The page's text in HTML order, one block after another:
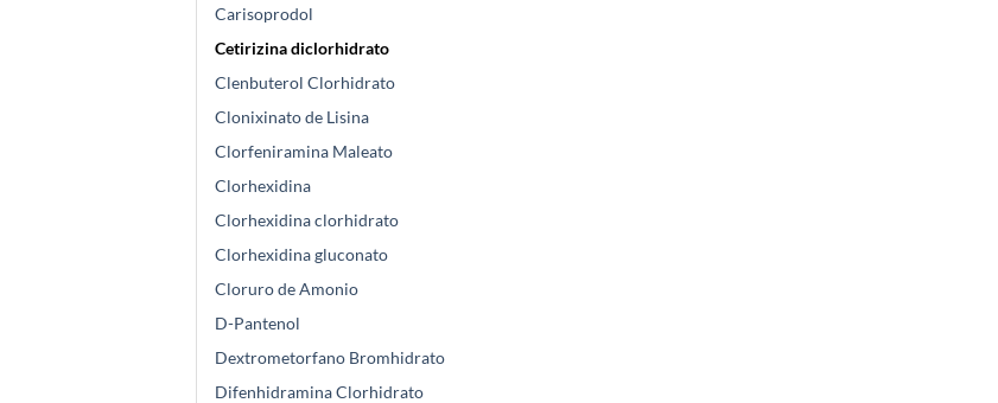
Carisoprodol
Cetirizina diclorhidrato
Clenbuterol Clorhidrato
Clonixinato de Lisina
Clorfeniramina Maleato
Clorhexidina
Clorhexidina clorhidrato
Clorhexidina gluconato
Cloruro de Amonio
D-Pantenol
Dextrometorfano Bromhidrato
Difenhidramina Clorhidrato